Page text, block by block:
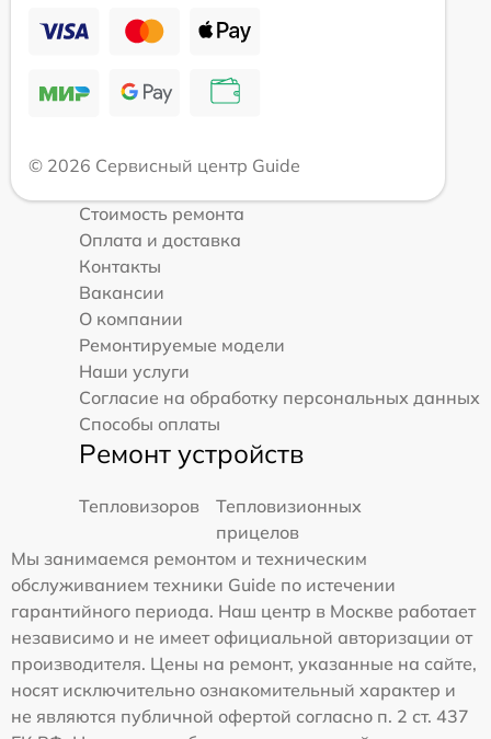
© 2026 Сервисный центр Guide
Стоимость ремонта
Оплата и доставка
Контакты
Вакансии
О компании
Ремонтируемые модели
Наши услуги
Согласие на обработку персональных данных
Способы оплаты
Ремонт устройств
Тепловизоров
Тепловизионных
прицелов
Мы занимаемся ремонтом и техническим
обслуживанием техники Guide по истечении
гарантийного периода. Наш центр в Москве работает
независимо и не имеет официальной авторизации от
производителя. Цены на ремонт, указанные на сайте,
носят исключительно ознакомительный характер и
не являются публичной офертой согласно п. 2 ст. 437